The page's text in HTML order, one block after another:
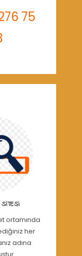
75
ortamında
her
adına